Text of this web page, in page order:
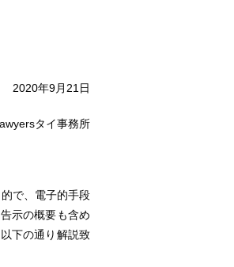
2020年9月21日
タイ事務所
で、電子的手段
示の概要も含め
下の通り解説致